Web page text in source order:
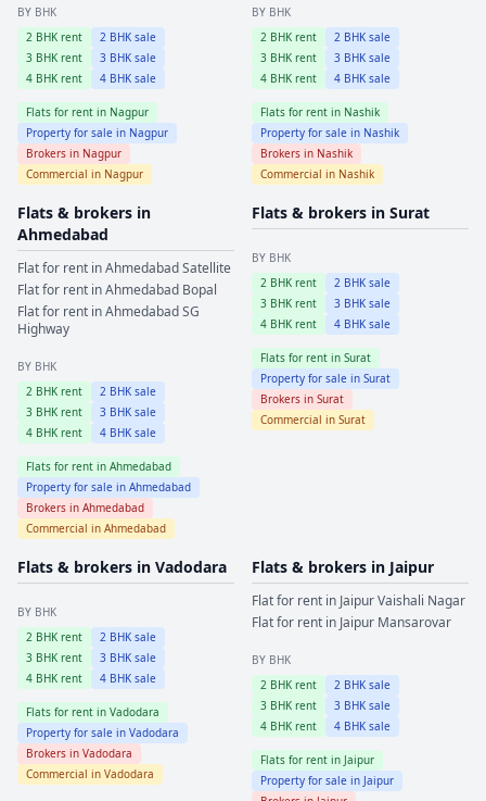
BY BHK
2 BHK rent 2 BHK sale
3 BHK rent 3 BHK sale
4 BHK rent 4 BHK sale
Flats for rent in Nagpur
Property for sale in Nagpur
Brokers in Nagpur
Commercial in Nagpur
BY BHK
2 BHK rent 2 BHK sale
3 BHK rent 3 BHK sale
4 BHK rent 4 BHK sale
Flats for rent in Nashik
Property for sale in Nashik
Brokers in Nashik
Commercial in Nashik
Flats & brokers in
Ahmedabad
Flat for rent inAhmedabadSatellite
Flat for rent inAhmedabad Bopal
Flat for rent inAhmedabadSG
Highway
BY BHK
2 BHK rent 2 BHK sale
3 BHK rent 3 BHK sale
4 BHK rent 4 BHK sale
Flats for rent in Ahmedabad
Property for sale in Ahmedabad
Brokers in Ahmedabad
Commercial in Ahmedabad
Flats & brokers in Surat
BY BHK
2 BHK rent 2 BHK sale
3 BHK rent 3 BHK sale
4 BHK rent 4 BHK sale
Flats for rent in Surat
Property for sale in Surat
Brokers in Surat
Commercial in Surat
Flats & brokers in Vadodara
BY BHK
2 BHK rent 2 BHK sale
3 BHK rent 3 BHK sale
4 BHK rent 4 BHK sale
Flats for rent in Vadodara
Property for sale in Vadodara
Brokers in Vadodara
Commercial in Vadodara
Flats & brokers in Jaipur
Flat for rent in JaipurVaishali Nagar
Flat for rent in Jaipur Mansarovar
BY BHK
2 BHK rent 2 BHK sale
3 BHK rent 3 BHK sale
4 BHK rent 4 BHK sale
Flats for rent in Jaipur
Property for sale in Jaipur